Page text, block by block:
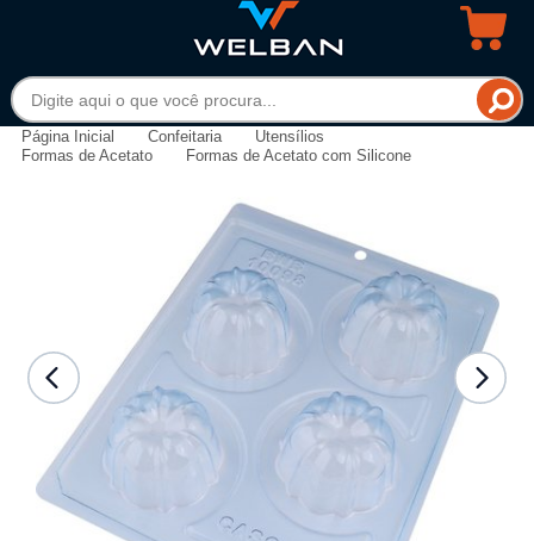
Página Inicial Confeitaria
Utensílios
Formas de Acetato
Formas de Acetato com Silicone